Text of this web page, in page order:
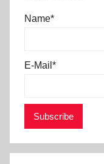
Name*
E-Mail*